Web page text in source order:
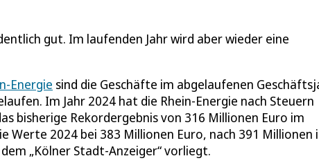
gut. Im laufenden Jahr wird aber wieder eine
Energie sind die Geschäfte im abgelaufenen
Im Jahr 2024 hat die Rhein-Energie nach Steuern
bisherige Rekordergebnis von 316 Millionen Euro im
2024 bei 383 Millionen Euro, nach 391 Millionen
„Kölner Stadt-Anzeiger“ vorliegt.